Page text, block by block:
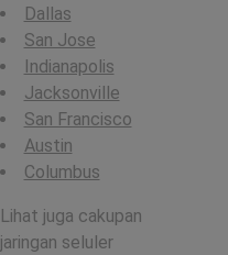
Dallas
San Jose
Indianapolis
Jacksonville
San Francisco
Austin
Columbus
Lihat juga cakupan
jaringan seluler